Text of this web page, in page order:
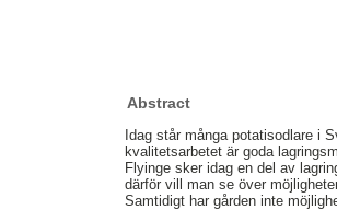
Abstract
Idag står många potatisodlare i
kvalitetsarbetet är goda
Flyinge sker idag en del av
därför vill man se över
Samtidigt har gården inte